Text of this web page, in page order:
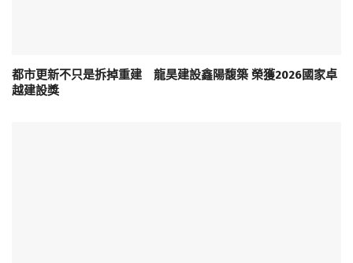
都市更新不只是拆掉重建 龍昊建設鑫陽馥築 榮獲2026國家卓
越建設獎